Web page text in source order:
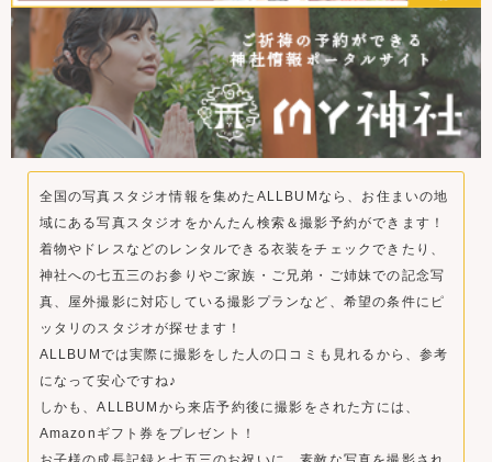
全国の写真スタジオ情報を集めたALLBUMなら、お住まいの地
域にある写真スタジオをかんたん検索＆撮影予約ができます！
着物やドレスなどのレンタルできる衣装をチェックできたり、
神社への七五三のお参りやご家族・ご兄弟・ご姉妹での記念写
真、屋外撮影に対応している撮影プランなど、希望の条件にピ
ッタリのスタジオが探せます！
ALLBUMでは実際に撮影をした人の口コミも見れるから、参考
になって安心ですね♪
しかも、ALLBUMから来店予約後に撮影をされた方には、
Amazonギフト券をプレゼント！